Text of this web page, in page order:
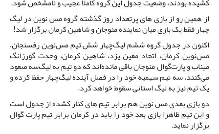
از همین رو از بازی های پرتعداد روز گذشته گروه مس نوین در لیگ
چهار فقط یک بازی میان نماینده منوجان و شاهین کرمان برگزار شد!
اکنون در جدول گروه ششم لیگ‌چهار شش تیم مس‌نوین رفسنجان‌،
مس‌نوین کرمان، اتحاد معین یزد، شاهین کرمان، وحدت گورزانگ
میناب و پارت‌گوال منوجان باقی مانده‌اند که دو تیم به لیگ‌سه صعود
می‌کنند‌، سه تیم سهمیه خود را در فصل آینده لیگ‌چهار حفظ کرده و
یک تیم نیز به لیگ استانی سقوط خواهد کرد.
دو بازی بعدی مس نوین هم برابر تیم های کنار کشده از جدول است
و این تیم ظاهرا بازی بعد خود را باید در کرمان برابر تیم پارت گوال
برگزار نماید.